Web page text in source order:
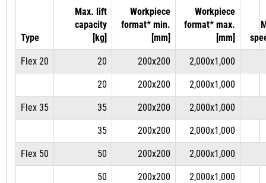
Type
Max. lift
capacity
[kg]
Workpiece
format* min.
[mm]
Workpiece
format* max.
[mm]
Flex 20 20 200x200 2,000x1,000
20 200x200 2,000x1,000
Flex 35 35 200x200 2,000x1,000
35 200x200 2,000x1,000
Flex 50 50 200x200 2,000x1,000
50 200x200 2,000x1,000